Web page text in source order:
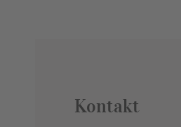
Kontakt